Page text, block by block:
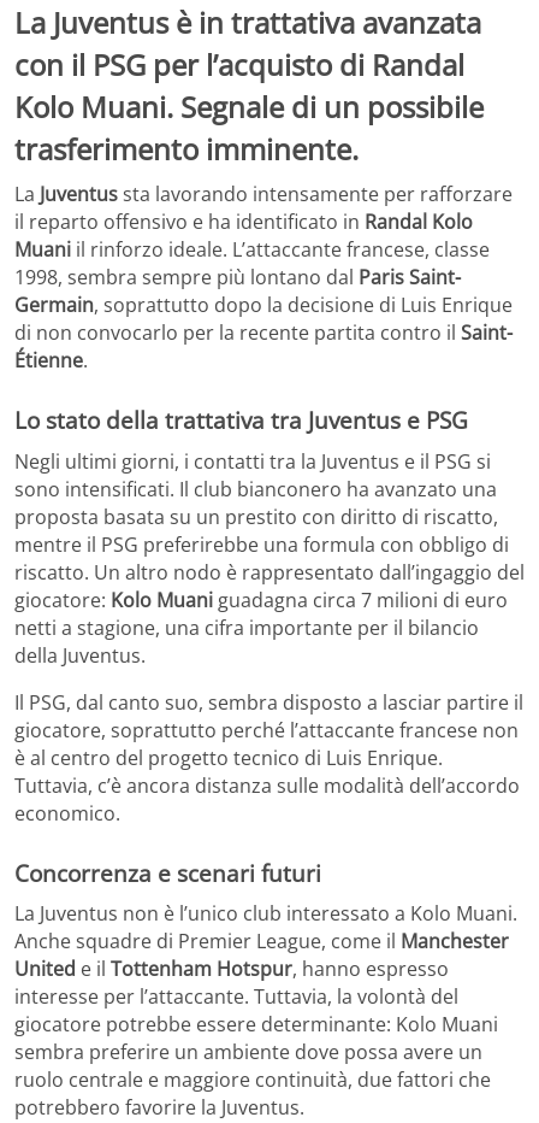
La Juventus è in trattativa avanzata
con il PSG per l’acquisto di Randal
Kolo Muani. Segnale di un possibile
trasferimento imminente.
La Juventussta lavorando intensamente per rafforzare
il reparto offensivo e ha identificato in Randal Kolo
Muani il rinforzo ideale. L’attaccante francese, classe
1998, sembra sempre più lontano dal Paris Saint-
Germain, soprattutto dopo la decisione di Luis Enrique
di non convocarlo per la recente partita contro il Saint-
Étienne.
Lo stato della trattativa tra Juventus e PSG
Negli ultimi giorni, i contatti tra la Juventus e il PSG si
sono intensificati. Il club bianconero ha avanzato una
proposta basata su un prestito con diritto di riscatto,
mentre il PSG preferirebbe una formula con obbligo di
riscatto. Un altro nodo è rappresentato dall’ingaggio del
giocatore: Kolo Muani guadagna circa 7 milioni di euro
netti a stagione, una cifra importante per il bilancio
della Juventus.
Il PSG, dal canto suo, sembra disposto a lasciar partire il
giocatore, soprattutto perché l’attaccante francese non
è al centro del progetto tecnico di Luis Enrique.
Tuttavia, c’è ancora distanza sulle modalità dell’accordo
economico.
Concorrenza e scenari futuri
La Juventus non è l’unico club interessato a Kolo Muani.
Anche squadre di Premier League, come il Manchester
United e il Tottenham Hotspur, hanno espresso
interesse per l’attaccante. Tuttavia, la volontà del
giocatore potrebbe essere determinante: Kolo Muani
sembra preferire un ambiente dove possa avere un
ruolo centrale e maggiore continuità, due fattori che
potrebbero favorire la Juventus.